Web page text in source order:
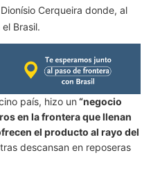
Cerqueira donde, al
Brasil.
país, hizo un “negocio
en la frontera que llenan
el producto al rayo del
descansan en reposeras